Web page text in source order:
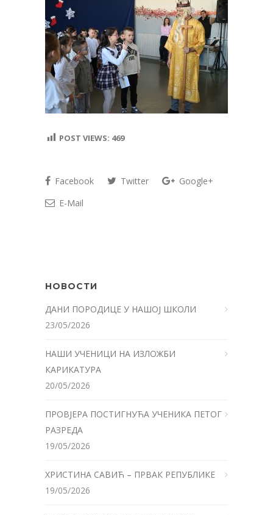
POST VIEWS: 469
Facebook Twitter
Google+
E-Mail
НОВОСТИ
ДАНИ ПОРОДИЦЕ У НАШОЈ ШКОЛИ
23/05/2026
НАШИ УЧЕНИЦИ НА ИЗЛОЖБИ
КАРИКАТУРА
20/05/2026
ПРОВЈЕРА ПОСТИГНУЋА УЧЕНИКА ПЕТОГ
РАЗРЕДА
19/05/2026
ХРИСТИНА САВИЋ – ПРВАК РЕПУБЛИКЕ
19/05/2026